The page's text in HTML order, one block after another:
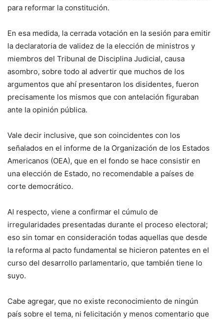
para reformar la constitución.
En esa medida, la cerrada votación en la sesión para emitir
la declaratoria de validez de la elección de ministros y
miembros del Tribunal de Disciplina Judicial, causa
asombro, sobre todo al advertir que muchos de los
argumentos que ahí presentaron los disidentes, fueron
precisamente los mismos que con antelación figuraban
ante la opinión pública.
Vale decir inclusive, que son coincidentes con los
señalados en el informe de la Organización de los Estados
Americanos (OEA), que en el fondo se hace consistir en
una elección de Estado, no recomendable a países de
corte democrático.
Al respecto, viene a confirmar el cúmulo de
irregularidades presentadas durante el proceso electoral;
eso sin tomar en consideración todas aquellas que desde
la reforma al pacto fundamental se hicieron patentes en el
curso del desarrollo parlamentario, que también tiene lo
suyo.
Cabe agregar, que no existe reconocimiento de ningún
país sobre el tema, ni felicitación y menos comentario que